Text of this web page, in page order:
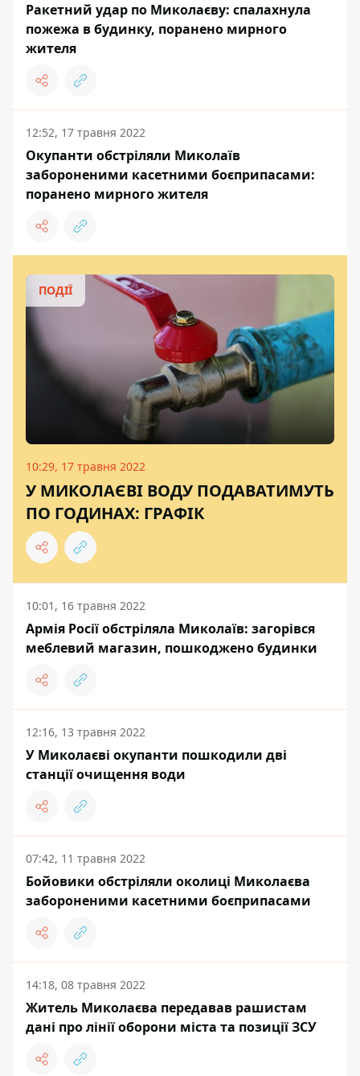
Ракетний удар по Миколаєву: спалахнула
пожежа в будинку, поранено мирного
жителя
12:52, 17 травня 2022
Окупанти обстріляли Миколаїв
забороненими касетними боєприпасами:
поранено мирного жителя
ПОДІЇ
10:29, 17 травня 2022
У МИКОЛАЄВІ ВОДУ ПОДАВАТИМУТЬ
ПО ГОДИНАХ: ГРАФІК
10:01, 16 травня 2022
Армія Росії обстріляла Миколаїв: загорівся
меблевий магазин, пошкоджено будинки
12:16, 13 травня 2022
У Миколаєві окупанти пошкодили дві
станції очищення води
07:42, 11 травня 2022
Бойовики обстріляли околиці Миколаєва
забороненими касетними боєприпасами
14:18, 08 травня 2022
Житель Миколаєва передавав рашистам
дані про лінії оборони міста та позиції ЗСУ